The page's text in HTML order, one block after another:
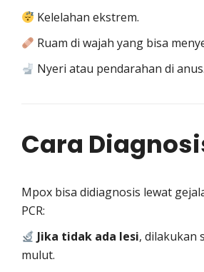
Kelelahan ekstrem.
Ruam di wajah yang bisa
Nyeri atau pendarahan di anus.
Cara
Mpox bisa didiagnosis lewat
PCR:
Jika tidak ada lesi, dilakukan
mulut.